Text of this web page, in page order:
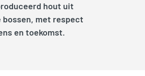
hout uit
bossen, met respect
en toekomst.